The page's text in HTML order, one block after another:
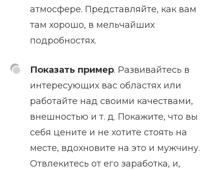
атмосфере. Представляйте, как вам
там хорошо, в мельчайших
подробностях.
Показать пример. Развивайтесь в
интересующих вас областях или
работайте над своими качествами,
внешностью и т. д. Покажите, что вы
себя цените и не хотите стоять на
месте, вдохновите на это и мужчину.
Отвлекитесь от его заработка, и,